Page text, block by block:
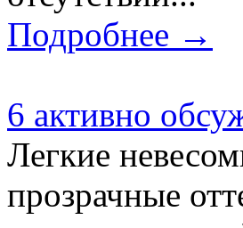
Подробнее →
6 активно
Легкие
прозрачные